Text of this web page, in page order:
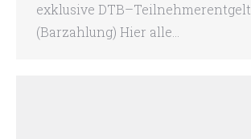
exklusive DTB–Teilnehmerentgelt
(Barzahlung) Hier alle…